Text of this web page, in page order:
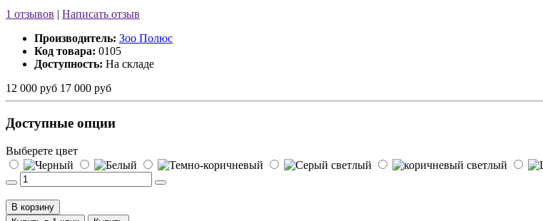
1 отзывов | Написать отзыв
Производитель: Зоо Полюс
Код товара: 0105
Доступность: На складе
12 000 руб 17 000 руб
Доступные опции
Выберете цвет
В корзину